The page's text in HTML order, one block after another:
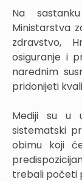
Na
Ministarstva
zdravstvo,
osiguranje i
narednim
pridonijeti
Mediji su u
sistematski
obimu koji
trebali početi